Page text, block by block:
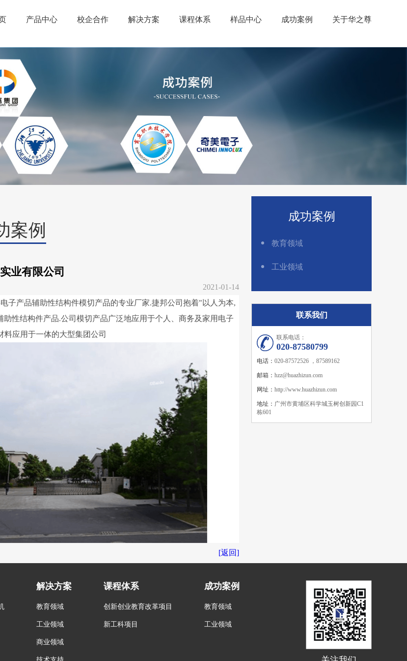
产品中心 校企合作 解决方案 课程体系 样品中心 成功案例 关于华之尊
案例
业有限公司
2021-01-14
产品辅助性结构件模切产品的专业厂家.捷邦公司抱着"以人为本,
性结构件产品.公司模切产品广泛地应用于个人、商务及家用电子
应用于一体的大型集团公司
[返回]
成功案例
教育领域
工业领域
联系我们
联系电话：
020-87580799
电话： 020-87572526 ，87589162
邮箱： hzz@huazhizun.com
网址： http://www.huazhizun.com
地址： 广州市黄埔区科学城玉树创新园C1
栋601
解决方案
教育领域
工业领域
商业领域
课程体系
创新创业教育改革项目
新工科项目
成功案例
教育领域
工业领域